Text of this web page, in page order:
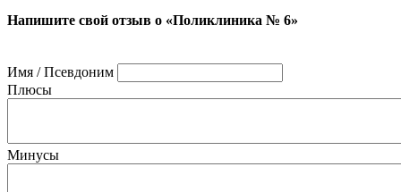
Напишите свой отзыв о «Поликлиника № 6»
Имя / Псевдоним
Плюсы
Минусы